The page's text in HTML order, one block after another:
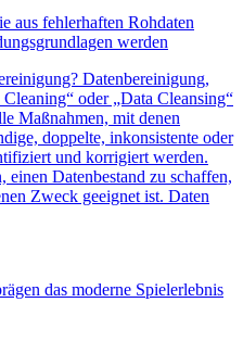
aus fehlerhaften Rohdaten
werden
Datenbereinigung,
oder „Data Cleansing“
Maßnahmen, mit denen
doppelte, inkonsistente oder
und korrigiert werden.
einen Datenbestand zu schaffen,
Zweck geeignet ist. Daten
das moderne Spielerlebnis